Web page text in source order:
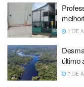
7 DE
último
7 DE